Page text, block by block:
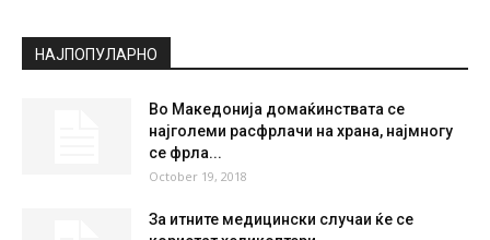
НАЈПОПУЛАРНО
Во Македонија домаќинствата се
најголеми расфрлачи на храна, најмногу
се фрла...
October 19, 2018
За итните медицински случаи ќе се